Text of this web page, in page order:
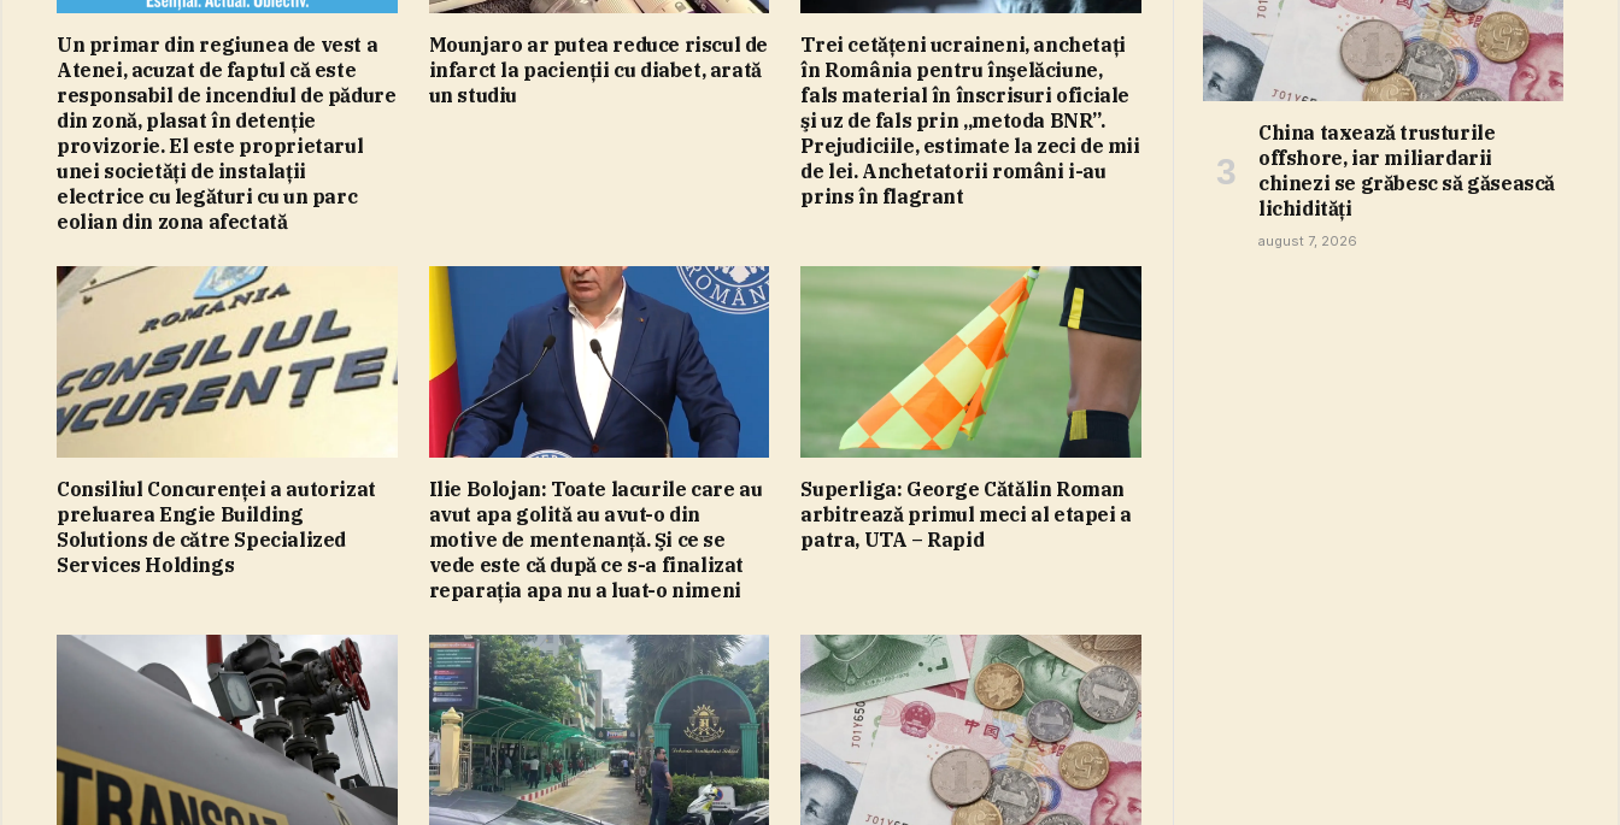
Un primar din regiunea de vest a
Atenei, acuzat de faptul că este
responsabil de incendiul de pădure
din zonă, plasat în detenţie
provizorie. El este proprietarul
unei societăţi de instalaţii
electrice cu legături cu un parc
eolian din zona afectată
Mounjaro ar putea reduce riscul de
infarct la pacienţii cu diabet, arată
un studiu
Trei cetăţeni ucraineni, anchetaţi
în România pentru înşelăciune,
fals material în înscrisuri oficiale
şi uz de fals prin „metoda BNR”.
Prejudiciile, estimate la zeci de mii
de lei. Anchetatorii români i-au
prins în flagrant
Consiliul Concurenţei a autorizat
preluarea Engie Building
Solutions de către Specialized
Services Holdings
Ilie Bolojan: Toate lacurile care au
avut apa golită au avut-o din
motive de mentenanţă. Şi ce se
vede este că după ce s-a finalizat
reparaţia apa nu a luat-o nimeni
Superliga: George Cătălin Roman
arbitrează primul meci al etapei a
patra, UTA – Rapid
China taxează trusturile
offshore, iar miliardarii
chinezi se grăbesc să găsească
lichidităţi
august 7, 2026